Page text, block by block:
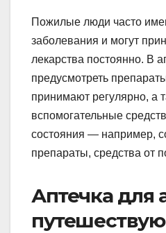
Пожилые люди часто
заболевания и могут
лекарства постоянно. В
предусмотреть
принимают регулярно, а
вспомогательные
состояния — например,
препараты, средства от
Аптечка для